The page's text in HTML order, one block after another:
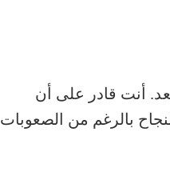
أنت قادر على أن
بالرغم من الصعوبات